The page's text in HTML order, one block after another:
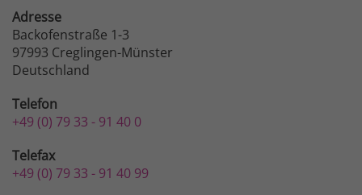
Adresse
Backofenstraße 1-3
97993 Creglingen-Münster
Deutschland
Telefon
+49 (0) 79 33 - 91 40 0
Telefax
+49 (0) 79 33 - 91 40 99